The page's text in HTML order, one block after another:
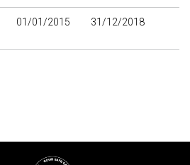
01/01/2015 31/12/2018